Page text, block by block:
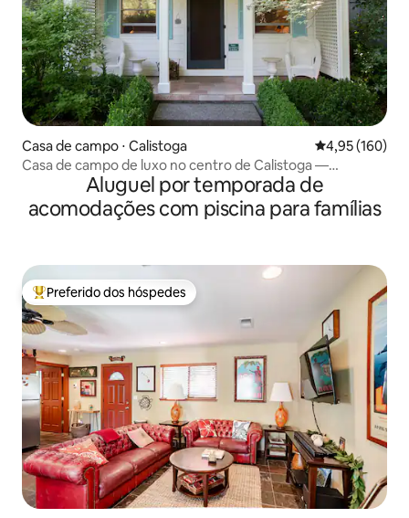
Casa de campo ⋅ Calistoga 4,95 de uma
4,95 (160)
Casa de campo de luxo no centro de Calistoga —
Aluguel por temporada de
acomodações com piscina para famílias
Entre os melhores preferidos dos hóspedes
Preferido dos hóspedes